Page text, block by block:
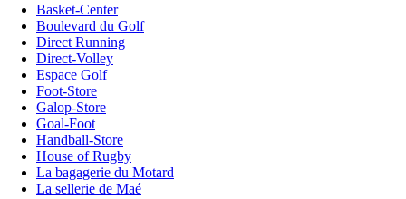
Basket-Center
Boulevard du Golf
Direct Running
Direct-Volley
Espace Golf
Foot-Store
Galop-Store
Goal-Foot
Handball-Store
House of Rugby
La bagagerie du Motard
La sellerie de Maé